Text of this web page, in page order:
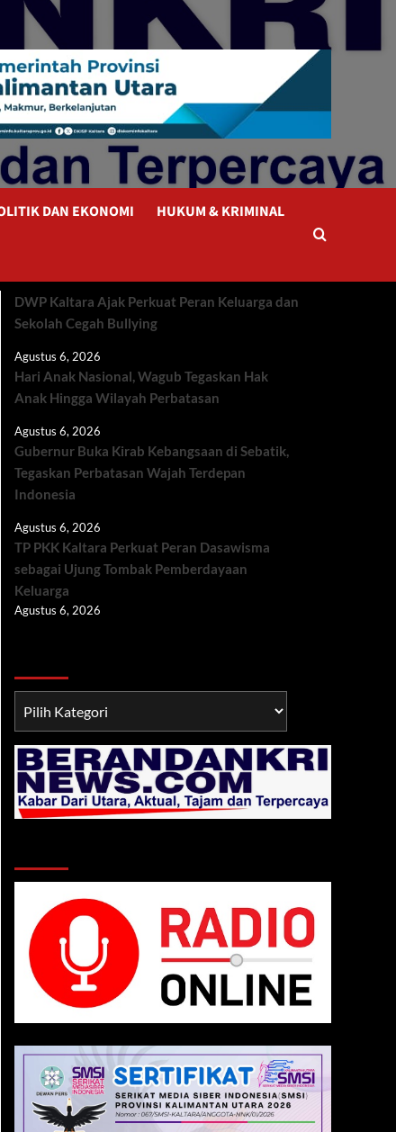
DAN EKONOMI HUKUM & KRIMINAL
DWP Kaltara Ajak Perkuat Peran Keluarga dan
Sekolah Cegah Bullying
Agustus 6, 2026
Hari Anak Nasional, Wagub Tegaskan Hak
Anak Hingga Wilayah Perbatasan
Agustus 6, 2026
Gubernur Buka Kirab Kebangsaan di Sebatik,
Tegaskan Perbatasan Wajah Terdepan
Indonesia
Agustus 6, 2026
TP PKK Kaltara Perkuat Peran Dasawisma
sebagai Ujung Tombak Pemberdayaan
Keluarga
Agustus 6, 2026
TNI/POLRI